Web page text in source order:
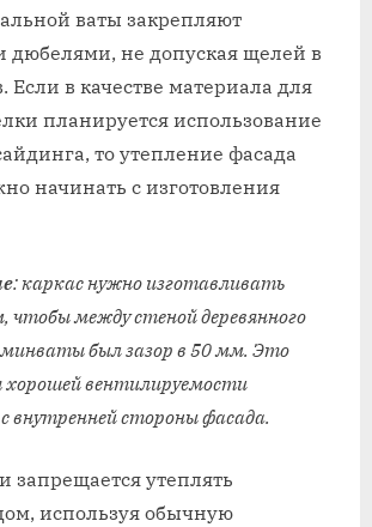
ваты закрепляют
дюбелями, не допуская щелей в
Если в качестве материала для
планируется использование
то утепление фасада
начинать с изготовления
: каркас нужно изготавливать
чтобы между стеной деревянного
был зазор в 50 мм. Это
хорошей вентилируемости
внутренней стороны фасада.
запрещается утеплять
используя обычную